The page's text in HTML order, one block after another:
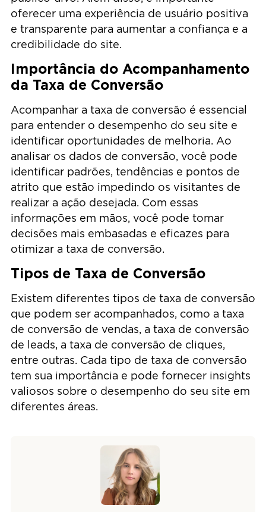
oferecer uma experiência de usuário positiva
e transparente para aumentar a confiança e a
credibilidade do site.
Importância do Acompanhamento
da Taxa de Conversão
Acompanhar a taxa de conversão é essencial
para entender o desempenho do seu site e
identificar oportunidades de melhoria. Ao
analisar os dados de conversão, você pode
identificar padrões, tendências e pontos de
atrito que estão impedindo os visitantes de
realizar a ação desejada. Com essas
informações em mãos, você pode tomar
decisões mais embasadas e eficazes para
otimizar a taxa de conversão.
Tipos de Taxa de Conversão
Existem diferentes tipos de taxa de conversão
que podem ser acompanhados, como a taxa
de conversão de vendas, a taxa de conversão
de leads, a taxa de conversão de cliques,
entre outras. Cada tipo de taxa de conversão
tem sua importância e pode fornecer insights
valiosos sobre o desempenho do seu site em
diferentes áreas.